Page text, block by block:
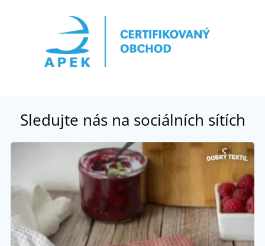
Sledujte nás na sociálních sítích